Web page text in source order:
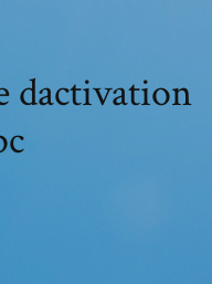
dactivation